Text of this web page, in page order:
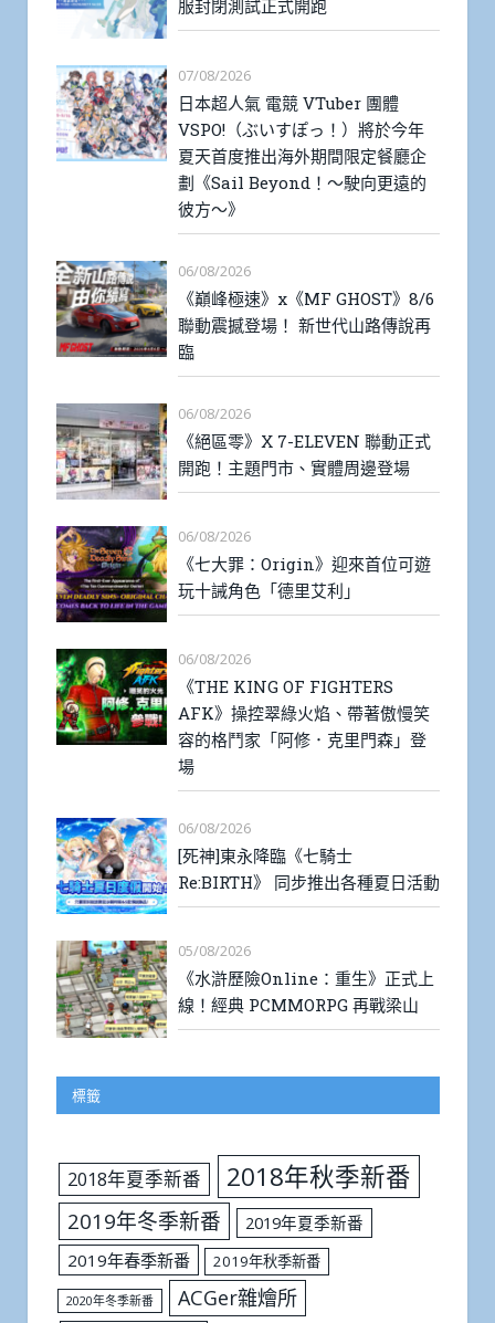
服封閉測試正式開跑
07/08/2026
日本超人氣 電競 VTuber 團體
VSPO!（ぶいすぽっ！）將於今年
夏天首度推出海外期間限定餐廳企
劃《Sail Beyond！～駛向更遠的
彼方～》
06/08/2026
《巔峰極速》x《MF GHOST》8/6
聯動震撼登場！ 新世代山路傳說再
臨
06/08/2026
《絕區零》X 7-ELEVEN 聯動正式
開跑！主題門市、實體周邊登場
06/08/2026
《七大罪：Origin》迎來首位可遊
玩十誡角色「德里艾利」
06/08/2026
《THE KING OF FIGHTERS
AFK》操控翠綠火焰、帶著傲慢笑
容的格鬥家「阿修．克里門森」登
場
06/08/2026
[死神]東永降臨《七騎士
Re:BIRTH》 同步推出各種夏日活動
05/08/2026
《水滸歷險Online：重生》正式上
線！經典 PCMMORPG 再戰梁山
標籤
2018年夏季新番 2018年秋季新番
2019年冬季新番
2019年夏季新番
2019年春季新番
2019年秋季新番
2020年冬季新番 ACGer雜燴所